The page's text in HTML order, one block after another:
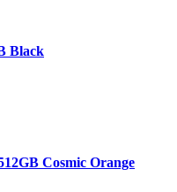
Black
Cosmic Orange